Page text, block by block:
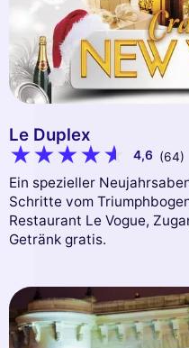
Le Duplex
4,6 (64)
Ein spezieller
Schritte vom
Restaurant Le Vogue,
Getränk gratis.